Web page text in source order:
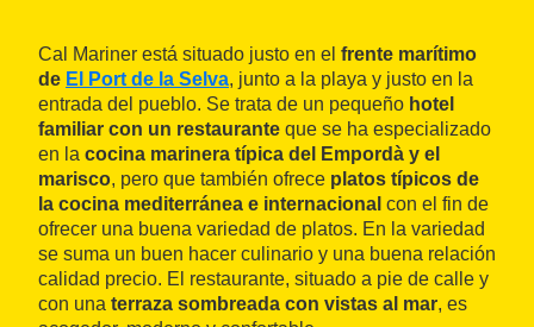
Cal Mariner está situado justo en el frente marítimo
de El Port de la Selva, junto a la playa y justo en la
entrada del pueblo. Se trata de un pequeño hotel
familiar con un restaurante que se ha especializado
en la cocina marinera típica del Empordà y el
marisco, pero que también ofrece platos típicos de
la cocina mediterránea e internacional con el fin de
ofrecer una buena variedad de platos. En la variedad
se suma un buen hacer culinario y una buena relación
calidad precio. El restaurante, situado a pie de calle y
con una terraza sombreada con vistas al mar, es